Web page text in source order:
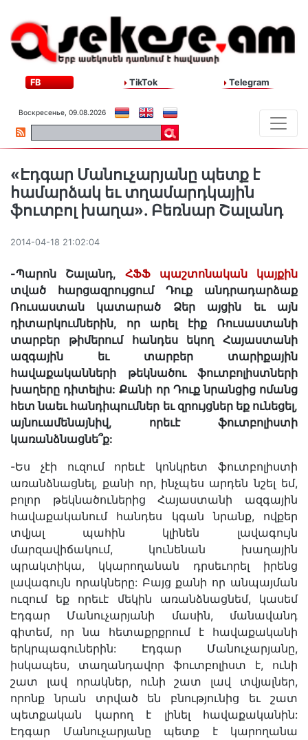
FB TikTok Telegram
Воскресенье, 09.08.2026
«Էդգար Մանուչարյանը պետք է
համարձակ եւ տղամարդկային
ֆուտբոլ խաղա». Բեռնար Շալանդ
2014-04-18 21:02:04
-Պարոն Շալանդ, ՀՖՖ պաշտոնական կայքին
տված հարցազրույցում Դուք անդրադարձաք
Ռուսաստան կատարած Ձեր այցին եւ այն
դիտարկումներին, որ արել էիք Ռուսաստանի
տարբեր թիմերում հանդես եկող Հայաստանի
ազգային եւ տարբեր տարիքային
հավաքականների թեկնածու ֆուտբոլիստների
խաղերը դիտելիս: Քանի որ Դուք նրանցից ոմանց
հետ նաեւ հանդիպումներ եւ զրույցներ եք ունեցել,
այնուամենայնիվ, որեւէ ֆուտբոլիստի
կառանձնացնե՞ք:
-Ես չէի ուզում որեւէ կոնկրետ ֆուտբոլիստի
առանձնացնել, քանի որ, ինչպես արդեն նշել եմ,
բոլոր թեկնածուներից Հայաստանի ազգային
հավաքականում հանդես կգան նրանք, ովքեր
տվյալ պահին կլինեն լավագույն
մարզավիճակում, կունենան խաղային
պրակտիկա, կկարողանան դրսեւորել իրենց
լավագույն որակները: Բայց քանի որ անպայման
ուզում եք որեւէ մեկին առանձնացնեմ, կասեմ
Էդգար Մանուչարյանի մասին, մանավանդ
գիտեմ, որ նա հետաքրքրում է հավաքականի
երկրպագուներին: Էդգար Մանուչարյանը,
իսկապես, տաղանդավոր ֆուտբոլիստ է, ունի
շատ լավ որակներ, ունի շատ լավ տվյալներ,
որոնք նրան տրված են բնությունից եւ շատ
պետքական կարող է լինել հավաքականին:
Էդգար Մանուչարյանը պետք է կարողանա